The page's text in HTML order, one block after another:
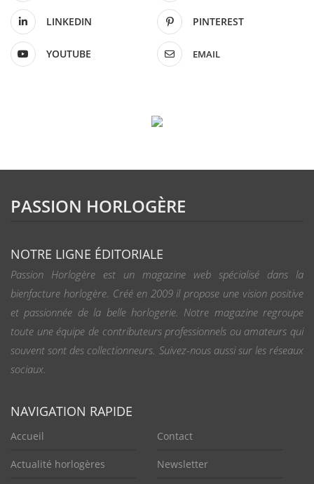
LINKEDIN PINTEREST
YOUTUBE EMAIL
PASSION HORLOGÈRE
NOTRE LIGNE ÉDITORIALE
Passion Horlogère est un magazine web spécialisé dans la
bienfacture horlogère. Créé en 2009 il propose une vision positive
et passionnée de la belle horlogerie. Notre magazine regroupe
toute une équipe de contributeurs professionnels ou amateurs qui
souvent sont des collectionneurs. Suivez-nous aussi sur les réseaux
sociaux.
NAVIGATION RAPIDE
Accueil
Actualité horlogères
Contact
Newsletter